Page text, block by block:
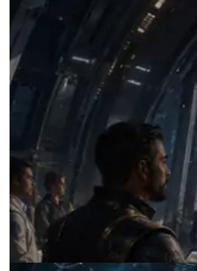
2026.07.04
ERPC lance
x402 — L'ère
demande les
Lire cet article